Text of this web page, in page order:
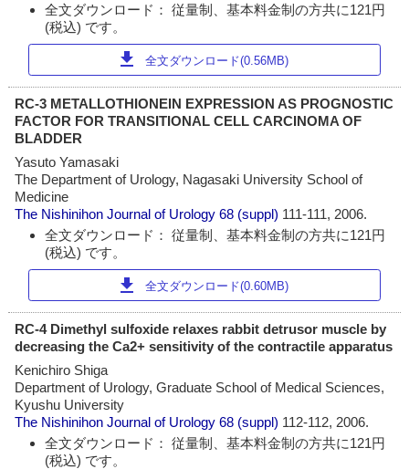
全文ダウンロード： 従量制、基本料金制の方共に121円
(税込) です。
download 全文ダウンロード(0.56MB)
RC-3 METALLOTHIONEIN EXPRESSION AS PROGNOSTIC
FACTOR FOR TRANSITIONAL CELL CARCINOMA OF
BLADDER
Yasuto Yamasaki
The Department of Urology, Nagasaki University School of
Medicine
The Nishinihon Journal of Urology 68 (suppl) 111-111, 2006.
全文ダウンロード： 従量制、基本料金制の方共に121円
(税込) です。
download 全文ダウンロード(0.60MB)
RC-4 Dimethyl sulfoxide relaxes rabbit detrusor muscle by
decreasing the Ca2+ sensitivity of the contractile apparatus
Kenichiro Shiga
Department of Urology, Graduate School of Medical Sciences,
Kyushu University
The Nishinihon Journal of Urology 68 (suppl) 112-112, 2006.
全文ダウンロード： 従量制、基本料金制の方共に121円
(税込) です。